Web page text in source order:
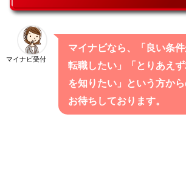
マイナビ受付
マイナビなら、「良い条
転職したい」「とりあえ
を知りたい」という方か
お待ちしております。